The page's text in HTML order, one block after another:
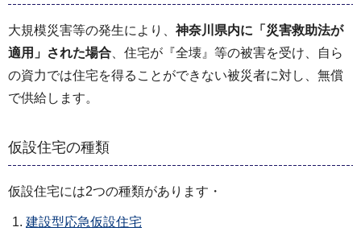
大規模災害等の発生により、 神奈川県内に「災害救助法が
適用」された場合 、住宅が『全壊』等の被害を受け、自ら
の資力では住宅を得ることができない被災者に対し、無償
で供給します。
仮設住宅の種類
仮設住宅には2つの種類があります・
建設型応急仮設住宅